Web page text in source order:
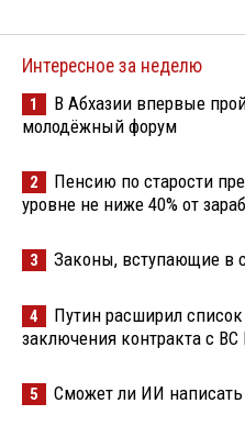
Интересное за неделю
1
В Абхазии впервые
молодёжный форум
2
Пенсию по старости
уровне не ниже 40% от
3 Законы, вступающие в
4
Путин расширил
заключения контракта с
5 Сможет ли ИИ